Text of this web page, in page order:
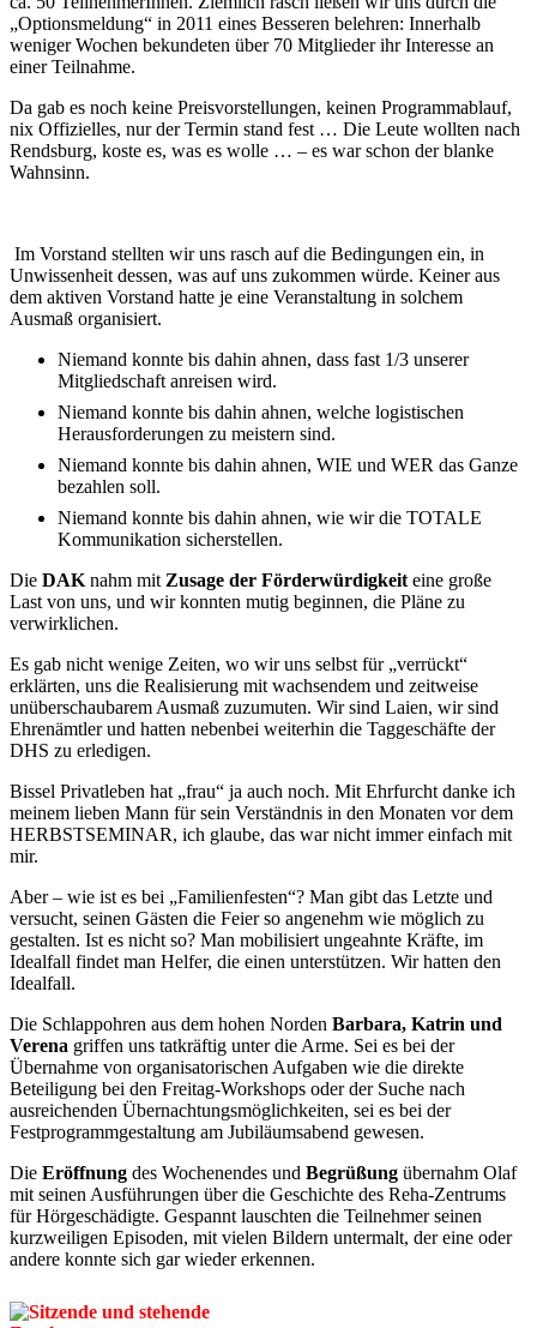
„Optionsmeldung“ in 2011 eines Besseren belehren: Innerhalb
weniger Wochen bekundeten über 70 Mitglieder ihr Interesse an
einer Teilnahme.
Da gab es noch keine Preisvorstellungen, keinen Programmablauf,
nix Offizielles, nur der Termin stand fest … Die Leute wollten nach
Rendsburg, koste es, was es wolle … – es war schon der blanke
Wahnsinn.
Im Vorstand stellten wir uns rasch auf die Bedingungen ein, in
Unwissenheit dessen, was auf uns zukommen würde. Keiner aus
dem aktiven Vorstand hatte je eine Veranstaltung in solchem
Ausmaß organisiert.
Niemand konnte bis dahin ahnen, dass fast 1/3 unserer
Mitgliedschaft anreisen wird.
Niemand konnte bis dahin ahnen, welche logistischen
Herausforderungen zu meistern sind.
Niemand konnte bis dahin ahnen, WIE und WER das Ganze
bezahlen soll.
Niemand konnte bis dahin ahnen, wie wir die TOTALE
Kommunikation sicherstellen.
Die DAK nahm mit Zusage der Förderwürdigkeit eine große
Last von uns, und wir konnten mutig beginnen, die Pläne zu
verwirklichen.
Es gab nicht wenige Zeiten, wo wir uns selbst für „verrückt“
erklärten, uns die Realisierung mit wachsendem und zeitweise
unüberschaubarem Ausmaß zuzumuten. Wir sind Laien, wir sind
Ehrenämtler und hatten nebenbei weiterhin die Taggeschäfte der
DHS zu erledigen.
Bissel Privatleben hat „frau“ ja auch noch. Mit Ehrfurcht danke ich
meinem lieben Mann für sein Verständnis in den Monaten vor dem
HERBSTSEMINAR, ich glaube, das war nicht immer einfach mit
mir.
Aber – wie ist es bei „Familienfesten“? Man gibt das Letzte und
versucht, seinen Gästen die Feier so angenehm wie möglich zu
gestalten. Ist es nicht so? Man mobilisiert ungeahnte Kräfte, im
Idealfall findet man Helfer, die einen unterstützen. Wir hatten den
Idealfall.
Die Schlappohren aus dem hohen Norden Barbara, Katrin und
Verena griffen uns tatkräftig unter die Arme. Sei es bei der
Übernahme von organisatorischen Aufgaben wie die direkte
Beteiligung bei den Freitag-Workshops oder der Suche nach
ausreichenden Übernachtungsmöglichkeiten, sei es bei der
Festprogrammgestaltung am Jubiläumsabend gewesen.
Die Eröffnung des Wochenendes und Begrüßung übernahm Olaf
mit seinen Ausführungen über die Geschichte des Reha-Zentrums
für Hörgeschädigte. Gespannt lauschten die Teilnehmer seinen
kurzweiligen Episoden, mit vielen Bildern untermalt, der eine oder
andere konnte sich gar wieder erkennen.